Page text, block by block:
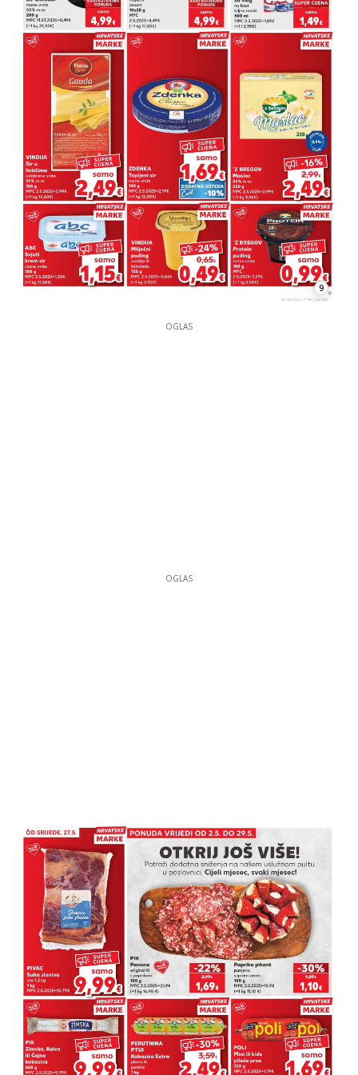
9
OGLAS
OGLAS